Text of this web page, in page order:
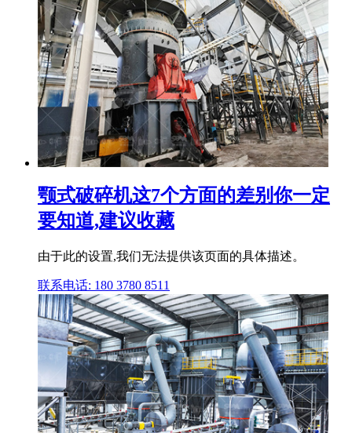
颚式破碎机这7个方面的差别你一定
要知道,建议收藏
由于此的设置,我们无法提供该页面的具体描述。
联系电话: 180 3780 8511